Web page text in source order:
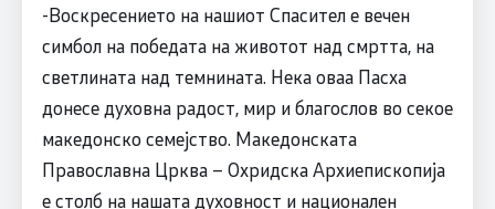
-Воскресението на нашиот Спасител е вечен
симбол на победата на животот над смртта, на
светлината над темнината. Нека оваа Пасха
донесе духовна радост, мир и благослов во секое
македонско семејство. Македонската
Православна Црква – Охридска Архиепископија
е столб на нашата духовност и национален